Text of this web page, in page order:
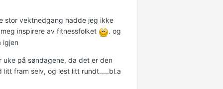
stor vektnedgang hadde jeg ikke
inspirere av fitnessfolket
. og
igjen
på søndagene, da det er den
litt fram selv, og lest litt rundt.....bl.a